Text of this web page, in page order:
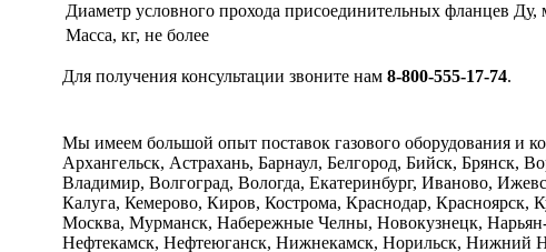
Диаметр условного прохода присоединительных фланцев Ду,
Масса, кг, не более
Для получения консультации звоните нам 8-800-555-17-74.
Мы имеем большой опыт поставок газового оборудования и
Архангельск, Астрахань, Барнаул, Белгород, Бийск, Брянск,
Владимир, Волгоград, Вологда, Екатеринбург, Иваново,
Калуга, Кемерово, Киров, Кострома, Краснодар, Красноярск,
Москва, Мурманск, Набережные Челны, Новокузнецк,
Нефтекамск, Нефтеюганск, Нижнекамск, Норильск, Нижний